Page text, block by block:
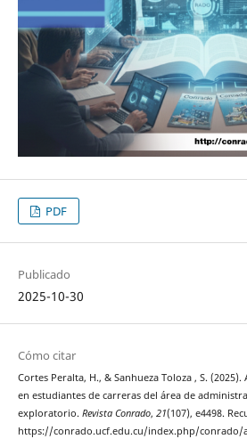
PDF
Publicado
2025-10-30
Cómo citar
Cortes Peralta, H., & Sanhueza Toloza , S.
en estudiantes de carreras del área de
exploratorio. Revista Conrado, 21(107), e4498.
https://conrado.ucf.edu.cu/index.php/conrado/